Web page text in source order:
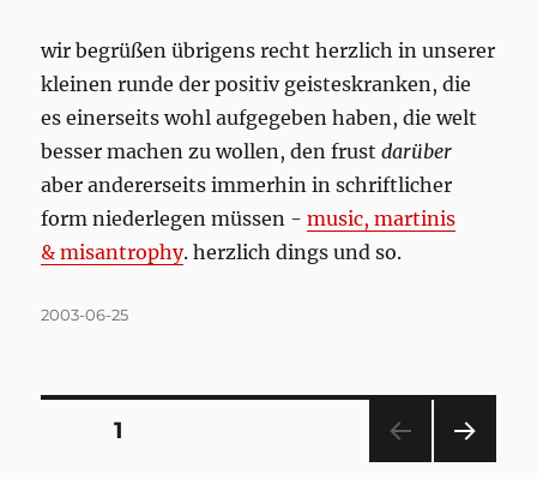
wir begrüßen übrigens recht herzlich in unserer
kleinen runde der positiv geisteskranken, die
es einerseits wohl aufgegeben haben, die welt
besser machen zu wollen, den frustdarüber
aber andererseits immerhin in schriftlicher
form niederlegen müssen -music, martinis
& misantrophy. herzlich dings und so.
Posted
2003-06-25
Posts
PAGE1